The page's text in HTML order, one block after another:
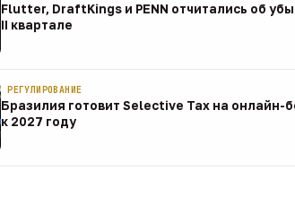
Flutter, DraftKings и PENN отчитались об
II квартале
РЕГУЛИРОВАНИЕ
Бразилия готовит Selective Tax на онлайн-
к 2027 году